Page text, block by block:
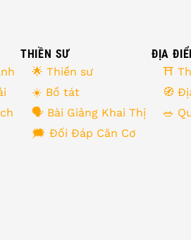
THIỀN SƯ
🌟 Thiền sư
☀️ Bồ tát
🗣 Bài Giảng Khai Thị
🗯 Đối Đáp Căn Cơ
ĐỊA
⛩
🧭
🥗